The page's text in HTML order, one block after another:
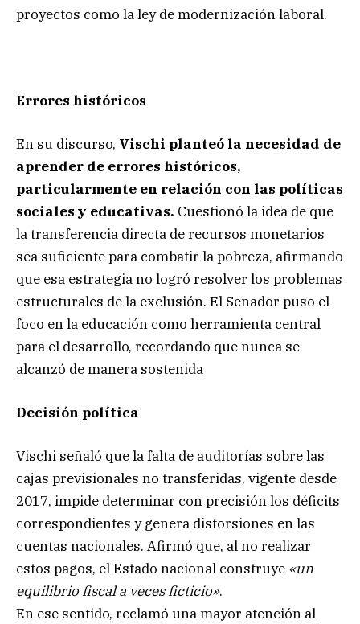
proyectos como la ley de modernización laboral.
Errores históricos
En su discurso, Vischi planteó la necesidad de
aprender de errores históricos,
particularmente en relación con las políticas
sociales y educativas. Cuestionó la idea de que
la transferencia directa de recursos monetarios
sea suficiente para combatir la pobreza, afirmando
que esa estrategia no logró resolver los problemas
estructurales de la exclusión. El Senador puso el
foco en la educación como herramienta central
para el desarrollo, recordando que nunca se
alcanzó de manera sostenida
Decisión política
Vischi señaló que la falta de auditorías sobre las
cajas previsionales no transferidas, vigente desde
2017, impide determinar con precisión los déficits
correspondientes y genera distorsiones en las
cuentas nacionales. Afirmó que, al no realizar
estos pagos, el Estado nacional construye «un
equilibrio fiscal a veces ficticio».
En ese sentido, reclamó una mayor atención al